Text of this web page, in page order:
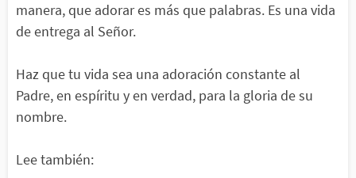
manera, que adorar es más que palabras. Es una vida
de entrega al Señor.
Haz que tu vida sea una adoración constante al
Padre, en espíritu y en verdad, para la gloria de su
nombre.
Lee también: